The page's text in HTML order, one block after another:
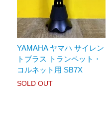
YAMAHA ヤマハ サイレン
トブラス トランペット・
コルネット用 SB7X
SOLD OUT